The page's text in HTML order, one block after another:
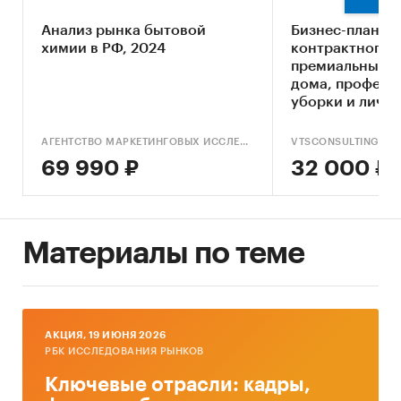
Оценка конкурентной концентрации
База ТОП-100 [2]
предприятий отрасли
«Деятельность по чистке и уборке»: профили
участников базы предприятий ТОП-100
предприятий отрасли «Деятельность по чистке
Региональное распределение ТОП-100
предприятий отрасли «Деятельность по чистке
и уборке»
Оценка степени конкурентной концентрации
Анализ рынка бытовой
химии в РФ, 2024
АГЕНТСТВО МАРКЕТИНГОВЫХ ИССЛЕДОВАНИЙ IMS
69 990 ₽
Бизнес-план
контрактного
премиальных
дома,
уборки и
VTSCONSULTING
32 000 ₽
Материалы по теме
AКЦИЯ, 19 ИЮНЯ 2026
РБК ИССЛЕДОВАНИЯ РЫНКОВ
Ключевые отрасли: кадры,